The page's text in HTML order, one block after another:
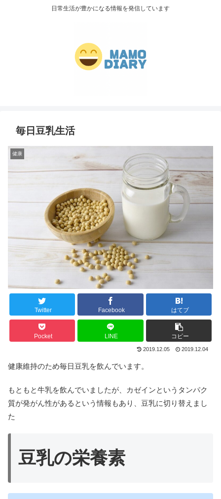
日常生活が豊かになる情報を発信しています
毎日豆乳生活
健康
Twitter Facebook はてブ
Pocket LINE コピー
2019.12.05 2019.12.04
健康維持のため毎日豆乳を飲んでいます。
もともと牛乳を飲んでいましたが、カゼインというタンパク
質が発がん性があるという情報もあり、豆乳に切り替えまし
た
豆乳の栄養素